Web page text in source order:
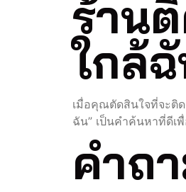
ร้าน
ใกล้
เมื่อคุณตัดสินใจที่จะติ
ฉัน” เป็นคำค้นหาที่ดีเ
คำถ